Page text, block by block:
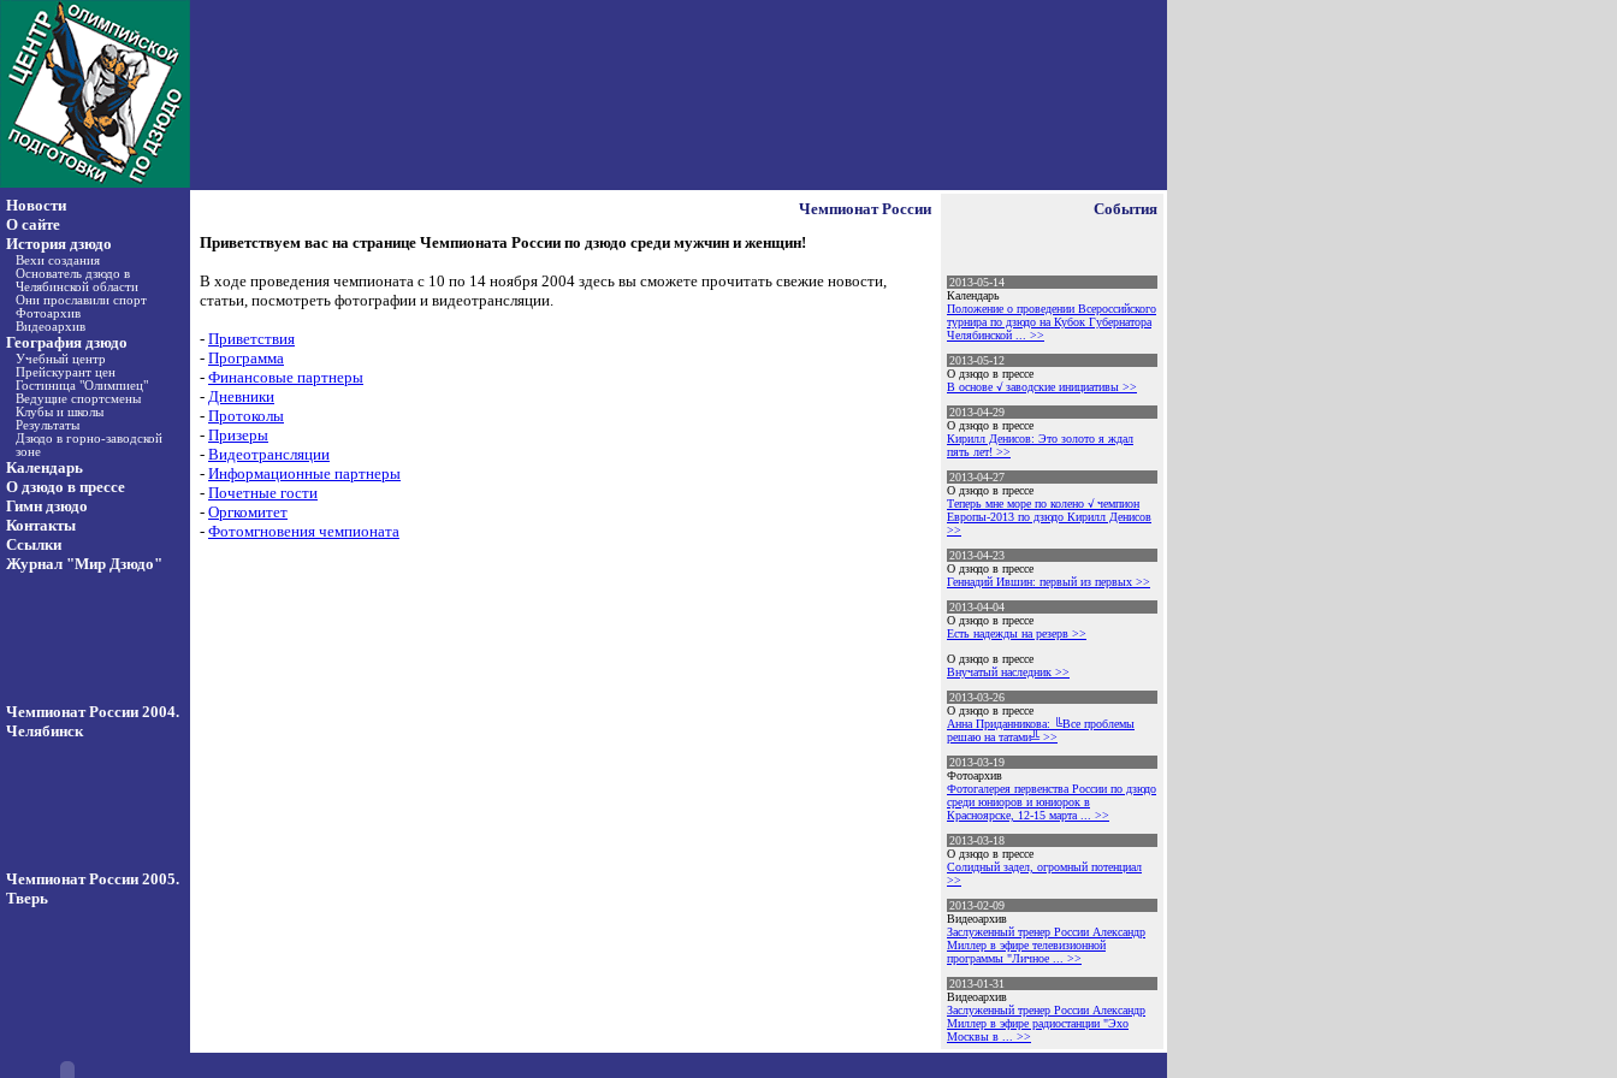
Новости
О сайте
История дзюдо
Вехи создания
Основатель дзюдо в
Челябинской области
Они прославили спорт
Фотоархив
Видеоархив
География дзюдо
Учебный центр
Прейскурант цен
Гостиница "Олимпиец"
Ведущие спортсмены
Клубы и школы
Результаты
Дзюдо в горно-заводской
зоне
Календарь
О дзюдо в прессе
Гимн дзюдо
Контакты
Ссылки
Журнал "Мир Дзюдо"
Чемпионат России 2004.
Челябинск
Чемпионат России 2005.
Тверь
Чемпионат России
Приветствуем вас на странице Чемпионата России по дзюдо среди мужчин и женщин!
В ходе проведения чемпионата с 10 по 14 ноября 2004 здесь вы сможете прочитать свежие новости,
статьи, посмотреть фотографии и видеотрансляции.
- Приветствия
- Программа
- Финансовые партнеры
- Дневники
- Протоколы
- Призеры
- Видеотрансляции
- Информационные партнеры
- Почетные гости
- Оргкомитет
- Фотомгновения чемпионата
События
2013-05-14
Календарь
Положение о проведении Всероссийского
турнира по дзюдо на Кубок Губернатора
Челябинской ... >>
2013-05-12
О дзюдо в прессе
В основе √ заводские инициативы >>
2013-04-29
О дзюдо в прессе
Кирилл Денисов: Это золото я ждал
пять лет! >>
2013-04-27
О дзюдо в прессе
Теперь мне море по колено √ чемпион
Европы-2013 по дзюдо Кирилл Денисов
>>
2013-04-23
О дзюдо в прессе
Геннадий Ившин: первый из первых >>
2013-04-04
О дзюдо в прессе
Есть надежды на резерв >>
О дзюдо в прессе
Внучатый наследник >>
2013-03-26
О дзюдо в прессе
Анна Приданникова: ╚Все проблемы
решаю на татами╩ >>
2013-03-19
Фотоархив
Фотогалерея первенства России по дзюдо
среди юниоров и юниорок в
Красноярске, 12-15 марта ... >>
2013-03-18
О дзюдо в прессе
Солидный задел, огромный потенциал
>>
2013-02-09
Видеоархив
Заслуженный тренер России Александр
Миллер в эфире телевизионной
программы "Личное ... >>
2013-01-31
Видеоархив
Заслуженный тренер России Александр
Миллер в эфире радиостанции "Эхо
Москвы в ... >>